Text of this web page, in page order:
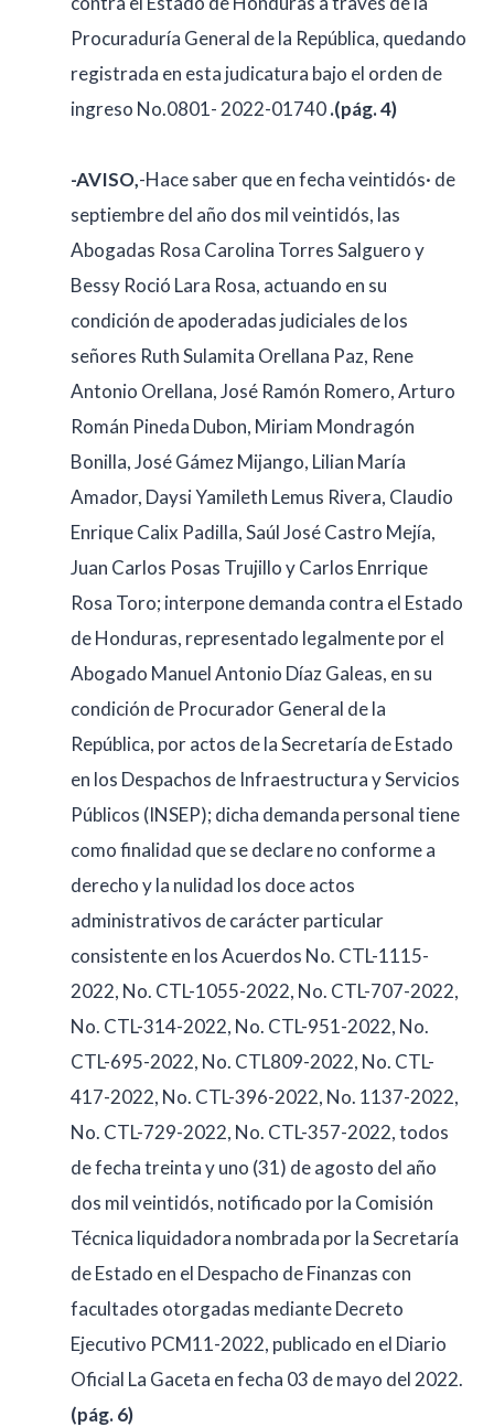
Procuraduría General de la República, quedando
registrada en esta judicatura bajo el orden de
ingreso No.0801- 2022-01740.(pág. 4)
-AVISO,-Hace saber que en fecha veintidós· de
septiembre del año dos mil veintidós, las
Abogadas Rosa Carolina Torres Salguero y
Bessy Roció Lara Rosa, actuando en su
condición de apoderadas judiciales de los
señores Ruth Sulamita Orellana Paz, Rene
Antonio Orellana, José Ramón Romero, Arturo
Román Pineda Dubon, Miriam Mondragón
Bonilla, José Gámez Mijango, Lilian María
Amador, Daysi Yamileth Lemus Rivera, Claudio
Enrique Calix Padilla, Saúl José Castro Mejía,
Juan Carlos Posas Trujillo y Carlos Enrrique
Rosa Toro; interpone demanda contra el Estado
de Honduras, representado legalmente por el
Abogado Manuel Antonio Díaz Galeas, en su
condición de Procurador General de la
República, por actos de la Secretaría de Estado
en los Despachos de Infraestructura y Servicios
Públicos (INSEP); dicha demanda personal tiene
como finalidad que se declare no conforme a
derecho y la nulidad los doce actos
administrativos de carácter particular
consistente en los Acuerdos No. CTL-1115-
2022, No. CTL-1055-2022, No. CTL-707-2022,
No. CTL-314-2022, No. CTL-951-2022, No.
CTL-695-2022, No. CTL809-2022, No. CTL-
417-2022, No. CTL-396-2022, No. 1137-2022,
No. CTL-729-2022, No. CTL-357-2022, todos
de fecha treinta y uno (31) de agosto del año
dos mil veintidós, notificado por la Comisión
Técnica liquidadora nombrada por la Secretaría
de Estado en el Despacho de Finanzas con
facultades otorgadas mediante Decreto
Ejecutivo PCM11-2022, publicado en el Diario
Oficial La Gaceta en fecha 03 de mayo del 2022.
(pág. 6)